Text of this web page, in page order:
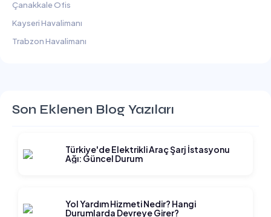
Çanakkale Ofis
Kayseri Havalimanı
Trabzon Havalimanı
Son Eklenen Blog Yazıları
Türkiye'de Elektrikli Araç Şarj İstasyonu
Ağı: Güncel Durum
Yol Yardım Hizmeti Nedir? Hangi
Durumlarda Devreye Girer?